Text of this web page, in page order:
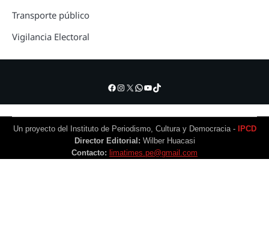
Transporte público
Vigilancia Electoral
Facebook
Instagram
X WhatsApp
YouTube
TikTok
Un proyecto del Instituto de Periodismo, Cultura y Democracia - IPCD
Director Editorial: Wilber Huacasi
Contacto: limatimes.pe@gmail.com